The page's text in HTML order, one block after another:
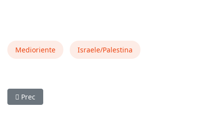
Medioriente Israele/Palestina
Articolo precedente: Israele e Palestina: terrorismo di Stato
Prec